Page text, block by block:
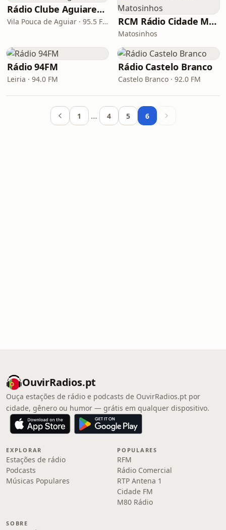
Rádio Clube Aguiarense
Vila Pouca de Aguiar · 95.5 FM RCM Rádio Cidade Matosinhos
Matosinhos
Rádio 94FM
Leiria · 94.0 FM
Rádio Castelo Branco
Castelo Branco · 92.0 FM
1 … 4 5 6
OuvirRadios.pt
Ouça estações de rádio e podcasts de OuvirRadios.pt por
cidade, gênero ou humor — grátis em qualquer dispositivo.
EXPLORAR
Estações de rádio
Podcasts
Músicas Populares
POPULARES
RFM
Rádio Comercial
RTP Antena 1
Cidade FM
M80 Rádio
SOBRE